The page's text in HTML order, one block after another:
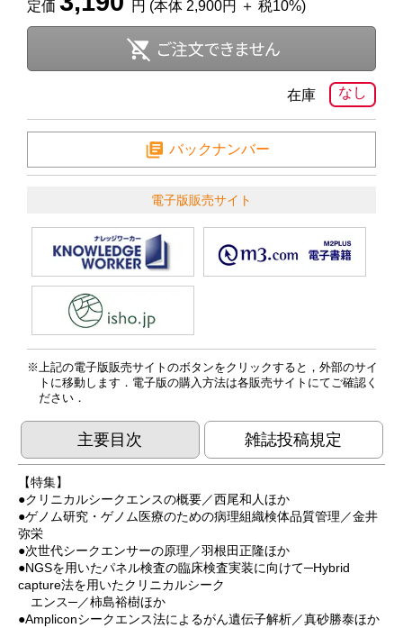
定価 円 (本体 2,900円 ＋ 税10%)
なし
在庫
バックナンバー
電子版販売サイト
上記の電子版販売サイトのボタンをクリックすると，外部のサイ
トに移動します．電子版の購入方法は各販売サイトにてご確認く
ださい．
主要目次 雑誌投稿規定
【特集】
●クリニカルシークエンスの概要／西尾和人ほか
●ゲノム研究・ゲノム医療のための病理組織検体品質管理／金井
弥栄
●次世代シークエンサーの原理／羽根田正隆ほか
●NGSを用いたパネル検査の臨床検査実装に向けて─Hybrid
capture法を用いたクリニカルシーク
エンス─／柿島裕樹ほか
●Ampliconシークエンス法によるがん遺伝子解析／真砂勝泰ほか